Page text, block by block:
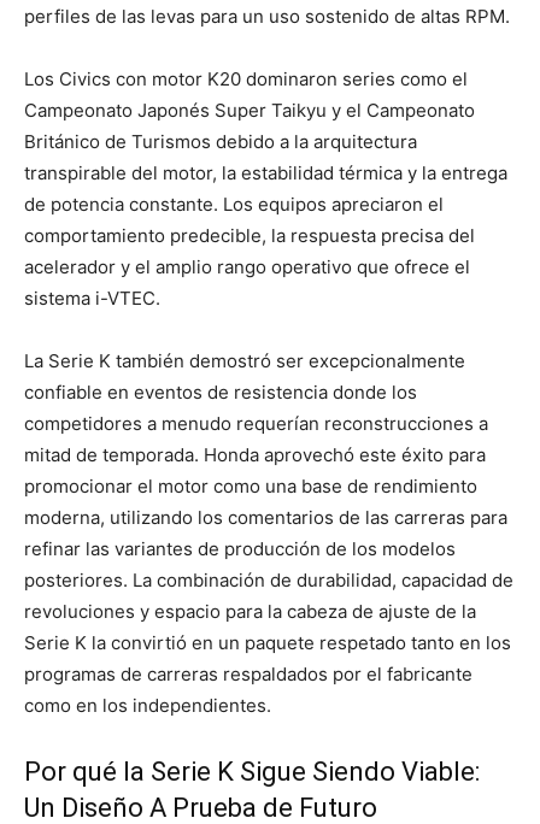
perfiles de las levas para un uso sostenido de altas RPM.
Los Civics con motor K20 dominaron series como el
Campeonato Japonés Super Taikyu y el Campeonato
Británico de Turismos debido a la arquitectura
transpirable del motor, la estabilidad térmica y la entrega
de potencia constante. Los equipos apreciaron el
comportamiento predecible, la respuesta precisa del
acelerador y el amplio rango operativo que ofrece el
sistema i-VTEC.
La Serie K también demostró ser excepcionalmente
confiable en eventos de resistencia donde los
competidores a menudo requerían reconstrucciones a
mitad de temporada. Honda aprovechó este éxito para
promocionar el motor como una base de rendimiento
moderna, utilizando los comentarios de las carreras para
refinar las variantes de producción de los modelos
posteriores. La combinación de durabilidad, capacidad de
revoluciones y espacio para la cabeza de ajuste de la
Serie K la convirtió en un paquete respetado tanto en los
programas de carreras respaldados por el fabricante
como en los independientes.
Por qué la Serie K Sigue Siendo Viable:
Un Diseño A Prueba de Futuro